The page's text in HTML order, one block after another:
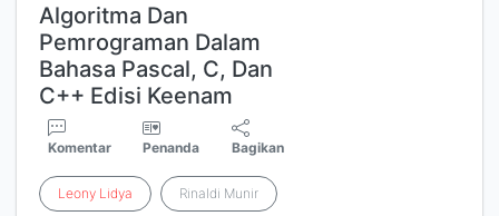
Algoritma Dan
Pemrograman Dalam
Bahasa Pascal, C, Dan
C++ Edisi Keenam
Komentar Penanda Bagikan
Leony Lidya Rinaldi Munir